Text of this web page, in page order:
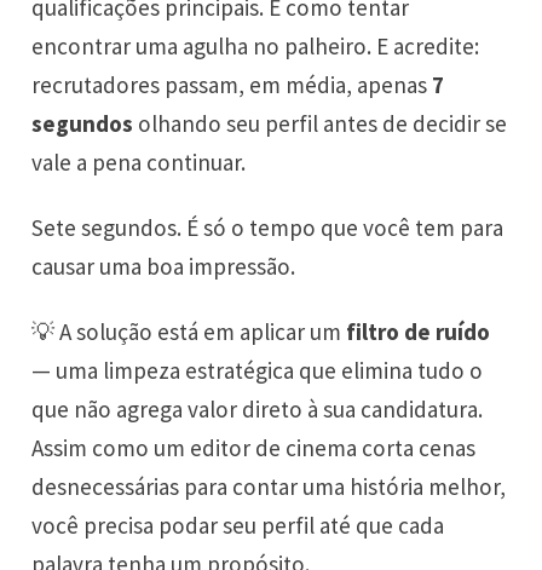
qualificações principais. É como tentar
encontrar uma agulha no palheiro. E acredite:
recrutadores passam, em média, apenas 7
segundos olhando seu perfil antes de decidir se
vale a pena continuar.
Sete segundos. É só o tempo que você tem para
causar uma boa impressão.
💡 A solução está em aplicar um filtro de ruído
— uma limpeza estratégica que elimina tudo o
que não agrega valor direto à sua candidatura.
Assim como um editor de cinema corta cenas
desnecessárias para contar uma história melhor,
você precisa podar seu perfil até que cada
palavra tenha um propósito.